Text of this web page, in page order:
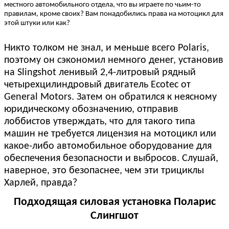
местного автомобильного отдела, что вы играете по чьим-то
правилам, кроме своих? Вам понадобились права на мотоцикл для
этой штуки или как?
Никто толком не знал, и меньше всего Polaris,
поэтому он сэкономил немного денег, установив
на Slingshot ленивый 2,4-литровый рядный
четырехцилиндровый двигатель Ecotec от
General Motors. Затем он обратился к неясному
юридическому обозначению, отправив
лоббистов утверждать, что для такого типа
машин не требуется лицензия на мотоцикл или
какое-либо автомобильное оборудование для
обеспечения безопасности и выбросов. Слушай,
наверное, это безопаснее, чем эти трициклы
Харлей, правда?
Подходящая силовая установка Поларис
Слингшот